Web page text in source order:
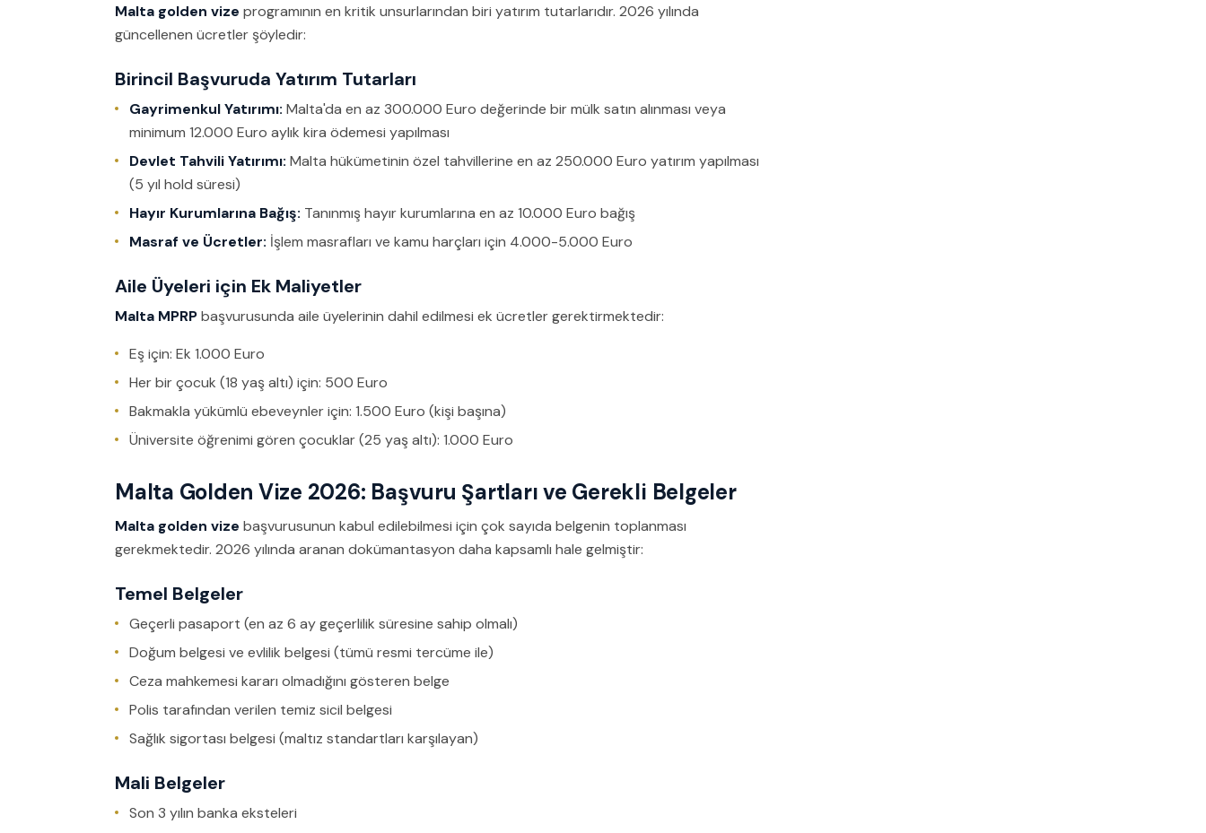
Malta golden vize programının en kritik unsurlarından biri yatırım tutarlarıdır. 2026 yılında
güncellenen ücretler şöyledir:
Birincil Başvuruda Yatırım Tutarları
Gayrimenkul Yatırımı: Malta'da en az 300.000 Euro değerinde bir mülk satın alınması veya
minimum 12.000 Euro aylık kira ödemesi yapılması
Devlet Tahvili Yatırımı: Malta hükümetinin özel tahvillerine en az 250.000 Euro yatırım yapılması
(5 yıl hold süresi)
Hayır Kurumlarına Bağış: Tanınmış hayır kurumlarına en az 10.000 Euro bağış
Masraf ve Ücretler: İşlem masrafları ve kamu harçları için 4.000-5.000 Euro
Aile Üyeleri için Ek Maliyetler
Malta MPRPbaşvurusunda aile üyelerinin dahil edilmesi ek ücretler gerektirmektedir:
Eş için: Ek 1.000 Euro
Her bir çocuk (18 yaş altı) için: 500 Euro
Bakmakla yükümlü ebeveynler için: 1.500 Euro (kişi başına)
Üniversite öğrenimi gören çocuklar (25 yaş altı): 1.000 Euro
Malta Golden Vize 2026: Başvuru Şartları ve Gerekli Belgeler
Malta golden vize başvurusunun kabul edilebilmesi için çok sayıda belgenin toplanması
gerekmektedir. 2026 yılında aranan dokümantasyon daha kapsamlı hale gelmiştir:
Temel Belgeler
Geçerli pasaport (en az 6 ay geçerlilik süresine sahip olmalı)
Doğum belgesi ve evlilik belgesi (tümü resmi tercüme ile)
Ceza mahkemesi kararı olmadığını gösteren belge
Polis tarafından verilen temiz sicil belgesi
Sağlık sigortası belgesi (maltız standartları karşılayan)
Mali Belgeler
Son 3 yılın banka eksteleri